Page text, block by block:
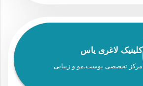
کلینیک لاغری یاس
مرکز تخصصی پوست،مو و زیبایی